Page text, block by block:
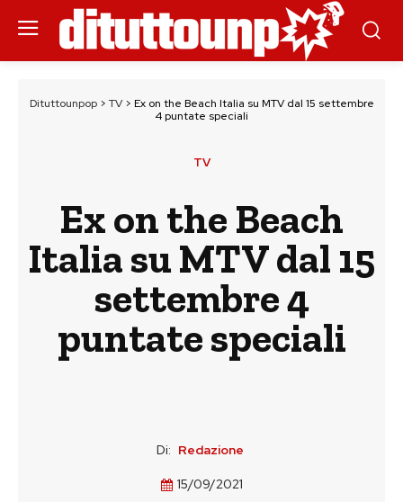
Dituttounpop> TV> Ex on the Beach Italia su MTV dal 15 settembre
4 puntate speciali
TV
Ex on the Beach
Italia su MTV dal 15
settembre 4
puntate speciali
Di: Redazione
15/09/2021